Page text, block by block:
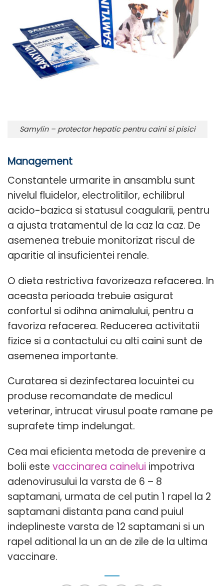
Samylin – protector hepatic pentru caini si pisici
Management
Constantele urmarite in ansamblu sunt
nivelul fluidelor, electrolitilor, echilibrul
acido-bazica si statusul coagularii, pentru
a ajusta tratamentul de la caz la caz. De
asemenea trebuie monitorizat riscul de
aparitie al insuficientei renale.
O dieta restrictiva favorizeaza refacerea. In
aceasta perioada trebuie asigurat
confortul si odihna animalului, pentru a
favoriza refacerea. Reducerea activitatii
fizice si a contactului cu alti caini sunt de
asemenea importante.
Curatarea si dezinfectarea locuintei cu
produse recomandate de medicul
veterinar, intrucat virusul poate ramane pe
suprafete timp indelungat.
Cea mai eficienta metoda de prevenire a
bolii este vaccinarea cainelui impotriva
adenovirusului la varsta de 6 – 8
saptamani, urmata de cel putin 1 rapel la 2
saptamani distanta pana cand puiul
indeplineste varsta de 12 saptamani si un
rapel aditional la un an de zile de la ultima
vaccinare.